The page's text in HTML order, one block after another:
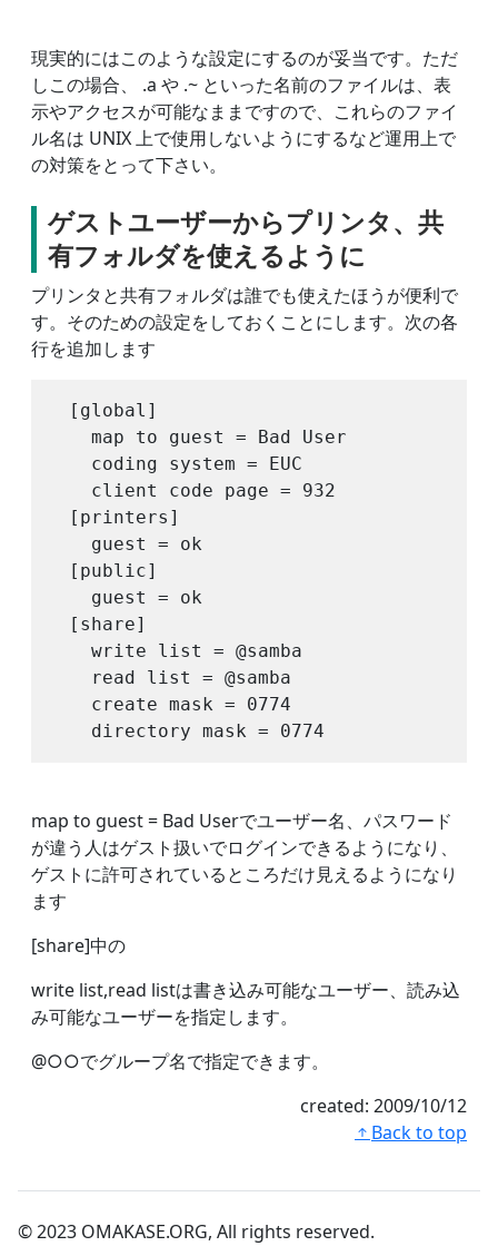
現実的にはこのような設定にするのが妥当です。ただ
しこの場合、 .a や .~ といった名前のファイルは、表
示やアクセスが可能なままですので、これらのファイ
ル名は UNIX 上で使用しないようにするなど運用上で
の対策をとって下さい。
ゲストユーザーからプリンタ、共
有フォルダを使えるように
プリンタと共有フォルダは誰でも使えたほうが便利で
す。そのための設定をしておくことにします。次の各
行を追加します
[global]
   map to guest = Bad User
   coding system = EUC
   client code page = 932
[printers]
   guest = ok
[public]
   guest = ok
[share]
   write list = @samba
   read list = @samba
   create mask = 0774
map to guest = Bad Userでユーザー名、パスワード
が違う人はゲスト扱いでログインできるようになり、
ゲストに許可されているところだけ見えるようになり
ます
[share]中の
write list,read listは書き込み可能なユーザー、読み込
み可能なユーザーを指定します。
@○○でグループ名で指定できます。
created: 2009/10/12
Back to top
© 2023 OMAKASE.ORG, All rights reserved.